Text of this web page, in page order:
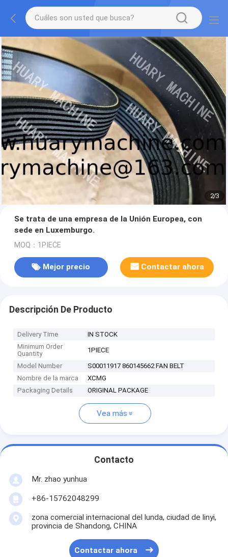
2/3
Se trata de una empresa de la Unión Europea, con
sede en Luxemburgo.
MOQ：1PIECE
Mejor precio Contactar ahora
Descripción De Producto
Delivery Time
IN STOCK
Minimum Order
Quantity
1PIECE
Model Number
S00011917 860145662 FAN BELT
Nombre de la marca
XCMG
Packaging Details
ORIGINAL PACKAGE
Vea más
Contacto
Mr. zhao yunhua
+86-15762048299
zona comercial internacional del lunda, ciudad de linyi,
provincia de Shandong, CHINA
Contactar ahora